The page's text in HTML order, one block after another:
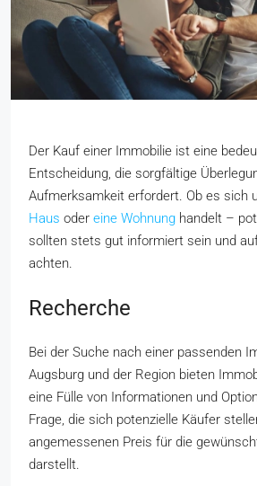
Der Kauf einer Immobilie ist eine
Entscheidung, die sorgfältige
Aufmerksamkeit erfordert. Ob es sich
Haus oder eine Wohnung handelt –
sollten stets gut informiert sein und
achten.
Recherche
Bei der Suche nach einer passenden
Augsburg und der Region bieten
eine Fülle von Informationen und
Frage, die sich potenzielle Käufer
angemessenen Preis für die
darstellt.